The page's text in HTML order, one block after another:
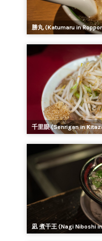
勝丸 (Katumaru in
千里眼 (Senrigan in
凪 煮干王 (Nagi Niboshi